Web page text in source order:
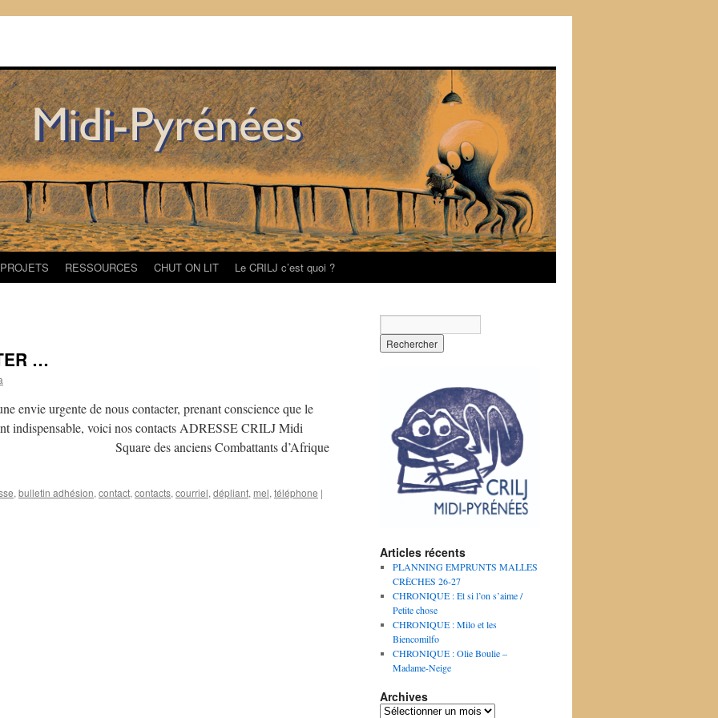
RESSOURCES CHUT ON LIT Le CRILJ c’est quoi ?
…
envie urgente de nous contacter, prenant conscience que le
indispensable, voici nos contacts ADRESSE CRILJ Midi
Square des anciens Combattants d’Afrique
, bulletin adhésion, contact, contacts, courriel, dépliant, mel, téléphone |
Articles récents
PLANNING EMPRUNTS MALLES
CRÈCHES 26-27
CHRONIQUE : Et si l’on s’aime /
Petite chose
CHRONIQUE : Milo et les
Biencomilfo
CHRONIQUE : Olie Boulie –
Madame-Neige
Archives
Archives